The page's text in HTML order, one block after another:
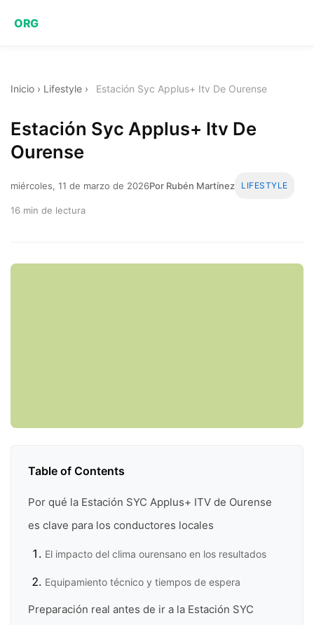
ORG
Inicio › Lifestyle › Estación Syc Applus+ Itv De Ourense
Estación Syc Applus+ Itv De
Ourense
miércoles, 11 de marzo de 2026Por Rubén Martínez LIFESTYLE
16 min de lectura
Table of Contents
Por qué la Estación SYC Applus+ ITV de Ourense
es clave para los conductores locales
El impacto del clima ourensano en los resultados
Equipamiento técnico y tiempos de espera
Preparación real antes de ir a la Estación SYC